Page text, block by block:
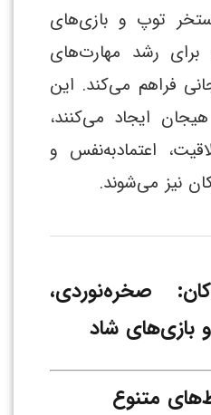
توپ و بازی‌های
برای رشد مهارت‌های
فراهم می‌کند. این
ایجاد می‌کنند،
اعتمادبه‌نفس و
نیز می‌شوند.
صخره‌نوردی،
بازی‌های شاد
متنوع